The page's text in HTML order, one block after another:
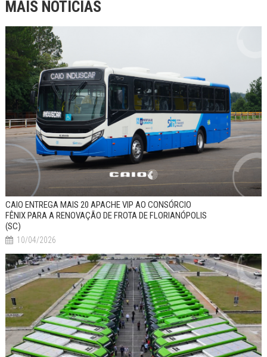
MAIS NOTÍCIAS
CAIO ENTREGA MAIS 20 APACHE VIP AO CONSÓRCIO
FÊNIX PARA A RENOVAÇÃO DE FROTA DE FLORIANÓPOLIS
(SC)
10/04/2026